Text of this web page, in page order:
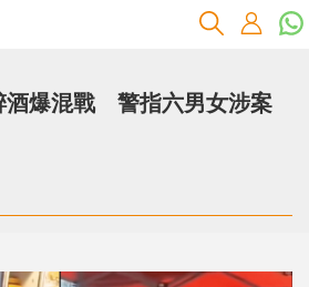
酒爆混戰 警指六男女涉案